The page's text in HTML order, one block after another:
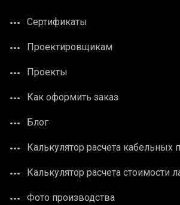
Сертификаты
Проектировщикам
Проекты
Как оформить заказ
Блог
Калькулятор расчета кабельных
Калькулятор расчета стоимости
Фото производства